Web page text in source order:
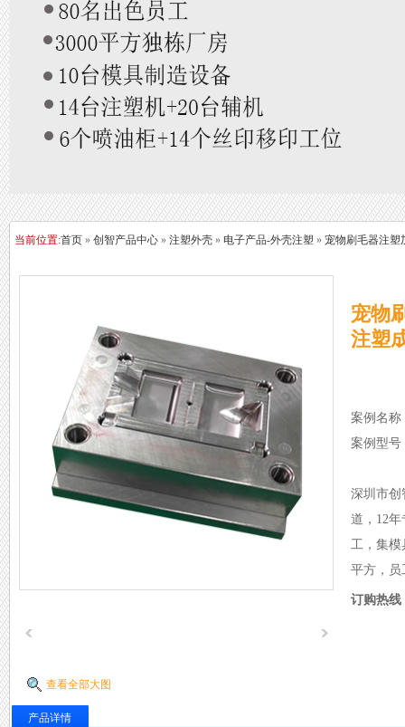
当前位置:首页 » 创智产品中心 » 注塑外壳 » 电子产品-外壳注塑 » 宠物刷毛器注塑
查看全部大图
宠物
注塑
案例名称
案例型号
深圳市创
道，12
工，集模
平方，员
订购热线
产品详情